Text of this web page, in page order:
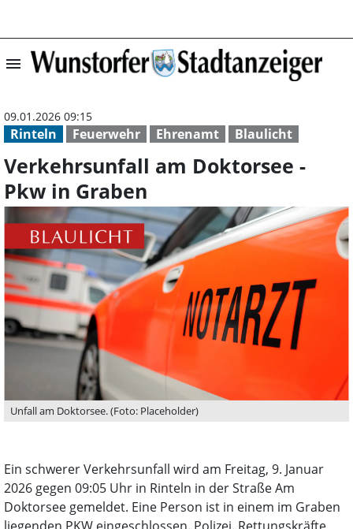
menu Verkehrsunfall
Rinteln Feuerwehr Ehrenamt Blaulicht
09.01.2026 09:15
Verkehrsunfall am Doktorsee -
Pkw in Graben
Unfall am Doktorsee. (Foto: Placeholder)
Ein schwerer Verkehrsunfall wird am Freitag, 9. Januar
2026 gegen 09:05 Uhr in Rinteln in der Straße Am
Doktorsee gemeldet. Eine Person ist in einem im Graben